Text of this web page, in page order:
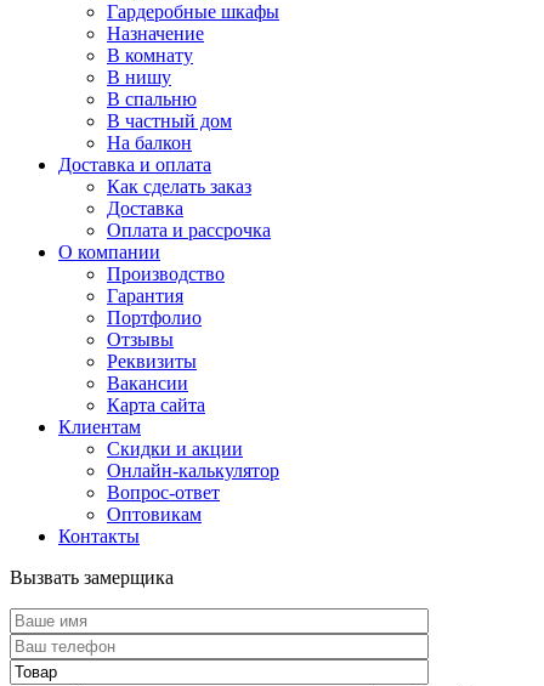
Гардеробные шкафы
Назначение
В комнату
В нишу
В спальню
В частный дом
На балкон
Доставка и оплата
Как сделать заказ
Доставка
Оплата и рассрочка
О компании
Производство
Гарантия
Портфолио
Отзывы
Реквизиты
Вакансии
Карта сайта
Клиентам
Скидки и акции
Онлайн-калькулятор
Вопрос-ответ
Оптовикам
Контакты
Вызвать замерщика